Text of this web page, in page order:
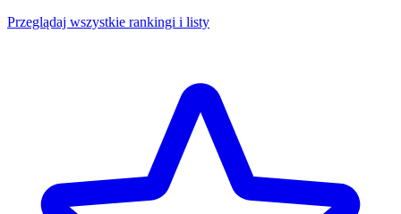
Przeglądaj wszystkie rankingi i listy